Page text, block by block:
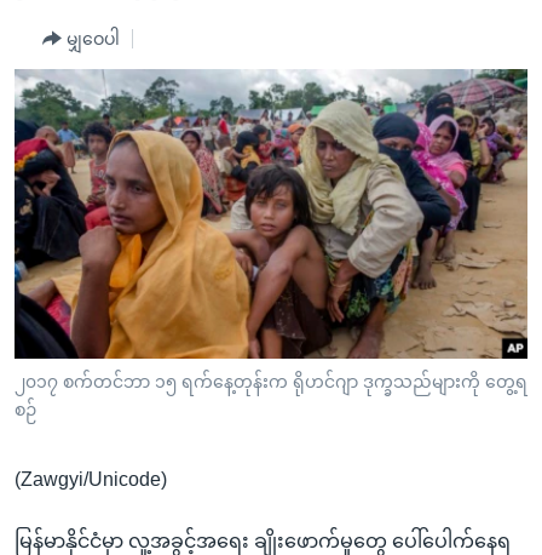
ကျော်
ကြည့်
ရန်
ပင်မ
အ
ညွန်း
စာမျက်နှာ
သို့
ကျော်
ကြည့်
ရန်
ရန်
အစ္စရေး-ပါလက်စတိုင်း
အင်္ဂလိပ်စာလေ့လာမယ်
အမေရိကန်သုံးအီဒီယံ
မကြေးမုံရဲ့ အင်္ဂလိပ်စာ
ရုပ်ရှင်ထဲက အင်္ဂလိပ်စာ
သုတပဒေသာ အင်္ဂလိပ်စာ
အပတ်စဉ်ကဏ္ဍများ
ရေဒီယို
တီဗွီ
ရေဒီယိုနှင့်ရုပ်သံ အချက်အလက်များ
ရေဒီယို/တီဗွီအစီအစဉ်
Learning English
ဗွီအိုအေ လူမှုကွန်ယက်များ
မျှဝေပါ
၂၀၁၇ စက်တင်ဘာ ၁၅ ရက်နေ့တုန်းက ရိုဟင်ဂျာ ဒုက္ခသည်များကို တွေ့ရ
စဉ်
(Zawgyi/Unicode)
မြန်မာနိုင်ငံမှာ လူ့အခွင့်အရေး ချိုးဖောက်မှုတွေ ပေါ်ပေါက်နေရ